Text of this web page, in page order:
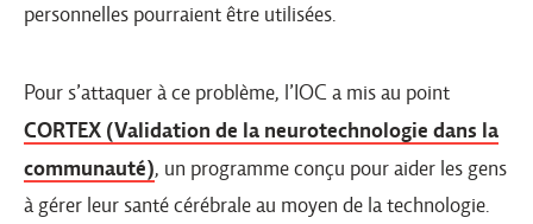
personnelles pourraient être utilisées.
Pour s’attaquer à ce problème, l’IOC a mis au point
CORTEX (Validation de la neurotechnologie dans la
communauté), un programme conçu pour aider les gens
à gérer leur santé cérébrale au moyen de la technologie.